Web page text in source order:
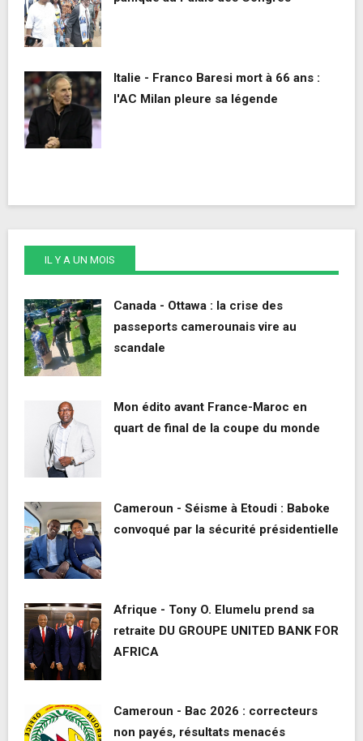
Italie - Franco Baresi mort à 66 ans :
l'AC Milan pleure sa légende
IL Y A UN MOIS
Canada - Ottawa : la crise des
passeports camerounais vire au
scandale
Mon édito avant France-Maroc en
quart de final de la coupe du monde
Cameroun - Séisme à Etoudi : Baboke
convoqué par la sécurité présidentielle
Afrique - Tony O. Elumelu prend sa
retraite DU GROUPE UNITED BANK FOR
AFRICA
Cameroun - Bac 2026 : correcteurs
non payés, résultats menacés